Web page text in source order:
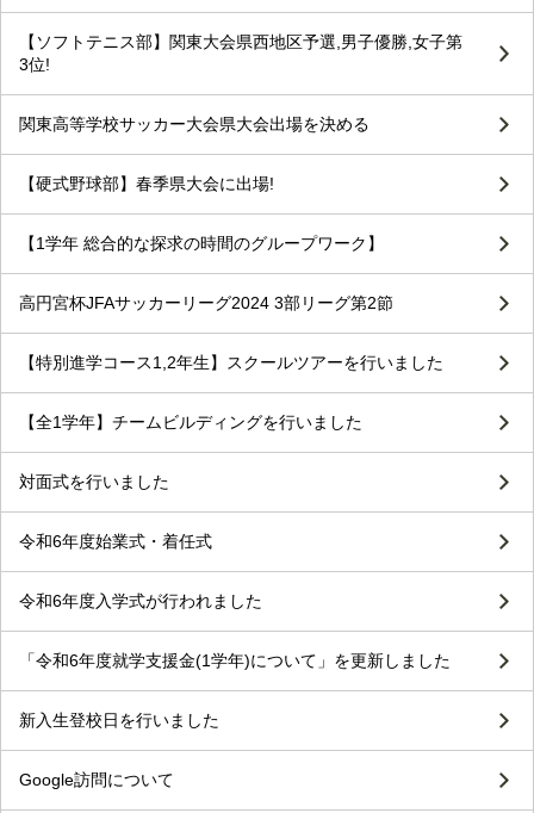
【ソフトテニス部】関東大会県西地区予選,男子優勝,女子第
3位!
関東高等学校サッカー大会県大会出場を決める
【硬式野球部】春季県大会に出場!
【1学年 総合的な探求の時間のグループワーク】
高円宮杯JFAサッカーリーグ2024 3部リーグ第2節
【特別進学コース1,2年生】スクールツアーを行いました
【全1学年】チームビルディングを行いました
対面式を行いました
令和6年度始業式・着任式
令和6年度入学式が行われました
「令和6年度就学支援金(1学年)について」を更新しました
新入生登校日を行いました
Google訪問について